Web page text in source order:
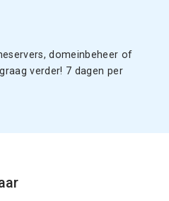
domeinbeheer of
verder! 7 dagen per